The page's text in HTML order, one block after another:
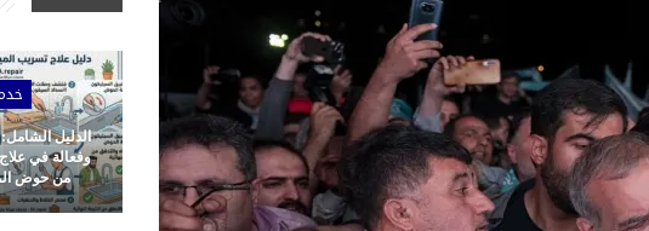
الدليل
وفعالة في
من حوض